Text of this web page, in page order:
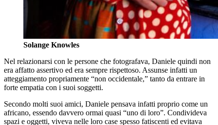
Solange Knowles
Nel relazionarsi con le persone che fotografava, Daniele quindi non
era affatto assertivo ed era sempre rispettoso. Assunse infatti un
atteggiamento propriamente “non occidentale,” tanto da entrare in
forte empatia con i suoi soggetti.
Secondo molti suoi amici, Daniele pensava infatti proprio come un
africano, essendo davvero ormai quasi “uno di loro”. Condivideva
spazi e oggetti, viveva nelle loro case spesso fatiscenti ed evitava